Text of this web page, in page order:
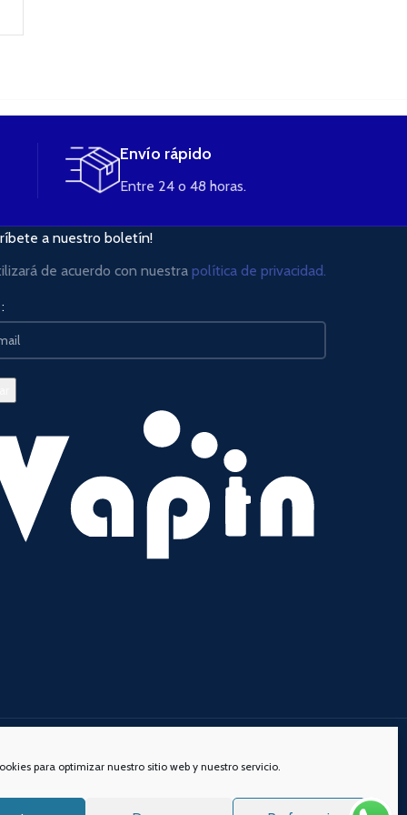
para optimizar nuestro sitio web y nuestro servicio.
Envío rápido
Entre 24 o 48 horas.
a nuestro boletín!
de acuerdo con nuestra política de privacidad.